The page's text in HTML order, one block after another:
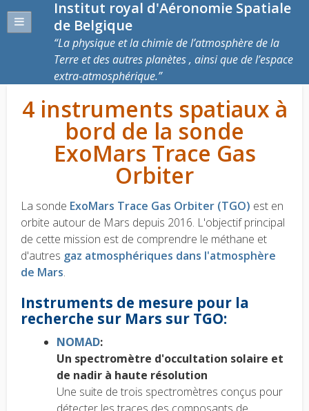
Institut royal d'Aéronomie Spatiale
de Belgique
La physique et la chimie de l’atmosphère de la
Terre et des autres planètes , ainsi que de l’espace
extra-atmosphérique.
4 instruments spatiaux à
bord de la sonde
ExoMars Trace Gas
Orbiter
La sonde ExoMars Trace Gas Orbiter (TGO) est en
orbite autour de Mars depuis 2016. L'objectif principal
de cette mission est de comprendre le méthane et
d'autres gaz atmosphériques dans l'atmosphère
de Mars.
Instruments de mesure pour la
recherche sur Mars sur TGO:
NOMAD:
Un spectromètre d'occultation solaire et
de nadir à haute résolution
Une suite de trois spectromètres conçus pour